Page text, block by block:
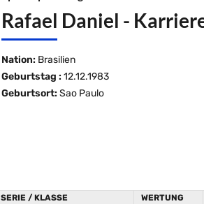
Rafael Daniel -
Nation: Brasilien
Geburtstag : 12.12.1983
Geburtsort: Sao Paulo
SERIE / KLASSE WERTUNG